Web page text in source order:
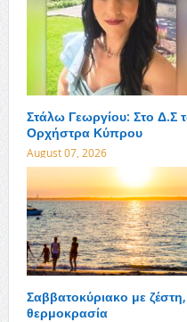
Στάλω Γεωργίου: Στο Δ.Σ
Ορχήστρα Κύπρου
August 07, 2026
Σαββατοκύριακο με
θερμοκρασία